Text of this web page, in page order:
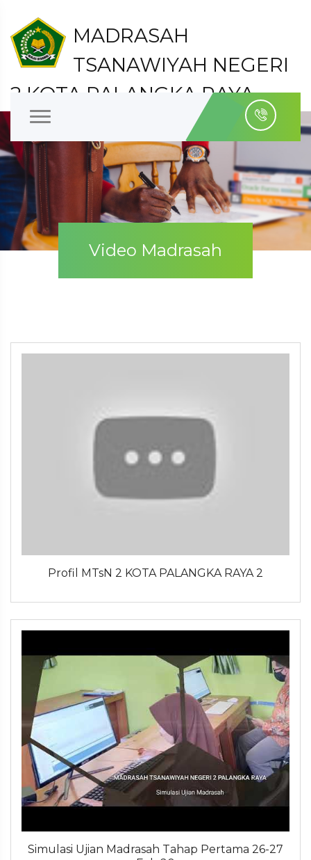
MADRASAH
TSANAWIYAH NEGERI
2 KOTA PALANGKA RAYA
Kelurahan Bukit Tunggal Kecamatan Jekan Raya
Video Madrasah
Profil MTsN 2 KOTA PALANGKA RAYA 2
Simulasi Ujian Madrasah Tahap Pertama 26-27